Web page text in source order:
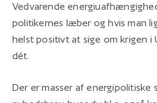
Vedvarende
politikernes læber og hvis man
helst positivt at sige om krigen i
dét.
Der er masser af energipolitiske